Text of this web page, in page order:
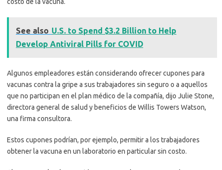
costo de la vacuna.
See also U.S. to Spend $3.2 Billion to Help
Develop Antiviral Pills for COVID
Algunos empleadores están considerando ofrecer cupones para
vacunas contra la gripe a sus trabajadores sin seguro o a aquellos
que no participan en el plan médico de la compañía, dijo Julie Stone,
directora general de salud y beneficios de Willis Towers Watson,
una firma consultora.
Estos cupones podrían, por ejemplo, permitir a los trabajadores
obtener la vacuna en un laboratorio en particular sin costo.